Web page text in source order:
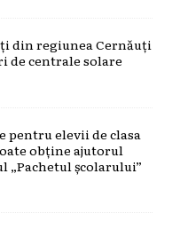
din regiunea Cernăuți
de centrale solare
pentru elevii de clasa
obține ajutorul
„Pachetul școlarului”